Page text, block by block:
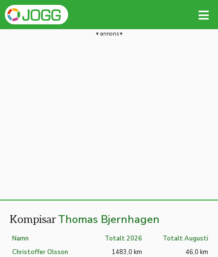
annons
Kompisar Thomas Bjernhagen
Namn Totalt 2026 Totalt Augusti
Christoffer Olsson 1483,0 km
46,0 km